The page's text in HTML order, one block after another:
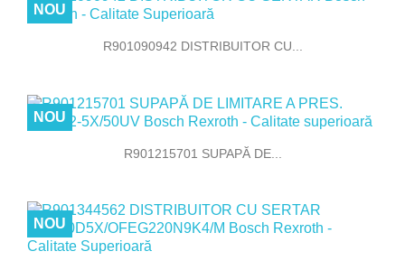
R901090942 DISTRIBUITOR CU...
NOU
R901215701 SUPAPĂ DE...
NOU
NOU